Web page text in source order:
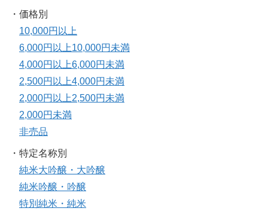
・価格別
10,000円以上
6,000円以上10,000円未満
4,000円以上6,000円未満
2,500円以上4,000円未満
2,000円以上2,500円未満
2,000円未満
非売品
・特定名称別
純米大吟醸・大吟醸
純米吟醸・吟醸
特別純米・純米